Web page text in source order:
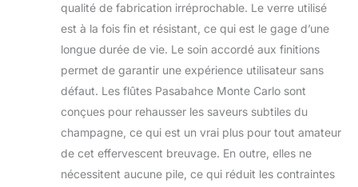
qualité de fabrication irréprochable. Le verre utilisé
est à la fois fin et résistant, ce qui est le gage d’une
longue durée de vie. Le soin accordé aux finitions
permet de garantir une expérience utilisateur sans
défaut. Les flûtes Pasabahce Monte Carlo sont
conçues pour rehausser les saveurs subtiles du
champagne, ce qui est un vrai plus pour tout amateur
de cet effervescent breuvage. En outre, elles ne
nécessitent aucune pile, ce qui réduit les contraintes